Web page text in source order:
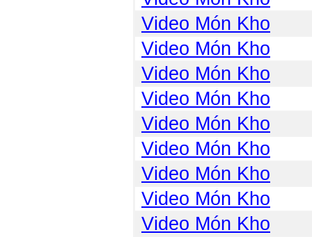
Video Món Kho
Video Món Kho
Video Món Kho
Video Món Kho
Video Món Kho
Video Món Kho
Video Món Kho
Video Món Kho
Video Món Kho